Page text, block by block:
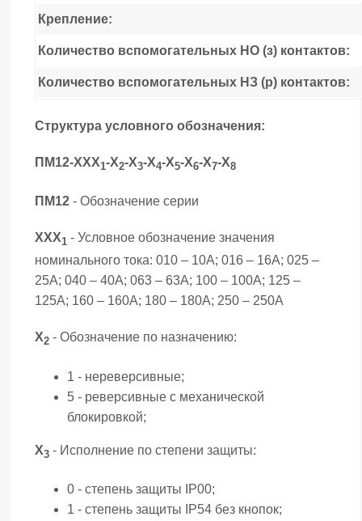
Крепление:
Количество вспомогательных НО (з) контактов:
Количество вспомогательных НЗ (р) контактов:
Структура условного обозначения:
ПМ12-ХХХ1-Х2-Х3-Х4-Х5-Х6-Х7-Х8
ПМ12 - Обозначение серии
ХХХ1 - Условное обозначение значения
номинального тока: 010 – 10А; 016 – 16А; 025 –
25А; 040 – 40А; 063 – 63А; 100 – 100А; 125 –
125А; 160 – 160А; 180 – 180А; 250 – 250А
Х2 - Обозначение по назначению:
1 - нереверсивные;
5 - реверсивные с механической
блокировкой;
Х3 - Исполнение по степени защиты:
0 - степень защиты IP00;
1 - степень защиты IP54 без кнопок;